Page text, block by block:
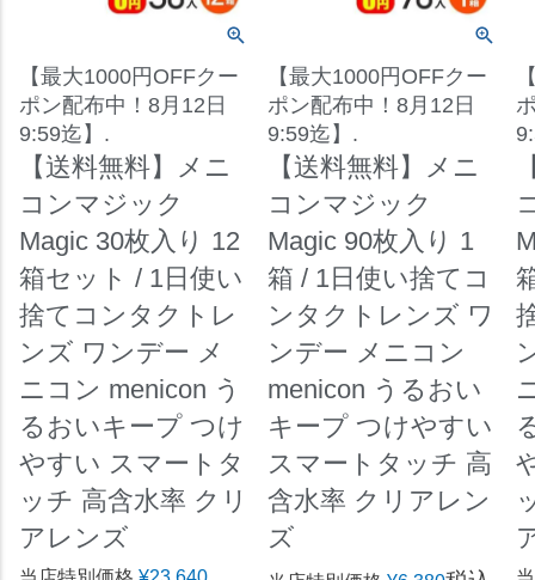
【最大1000円OFFクー
ポン配布中！8月12日
9:59迄】.
【送料無料】メニ
コンマジック
Magic 30枚入り 12
箱セット / 1日使い
捨てコンタクトレ
ンズ ワンデー メ
ニコン menicon う
るおいキープ つけ
やすい スマートタ
ッチ 高含水率 クリ
アレンズ
【最大1000円OFFクー
ポン配布中！8月12日
9:59迄】.
【送料無料】メニ
コンマジック
Magic 90枚入り 1
箱 / 1日使い捨てコ
ンタクトレンズ ワ
ンデー メニコン
menicon うるおい
キープ つけやすい
スマートタッチ 高
含水率 クリアレン
ズ